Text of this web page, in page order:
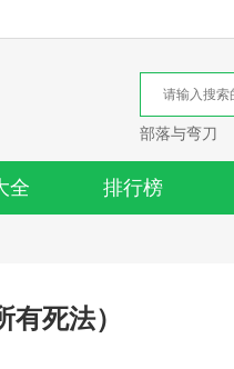
部落与弯刀
全 排行榜
死法）